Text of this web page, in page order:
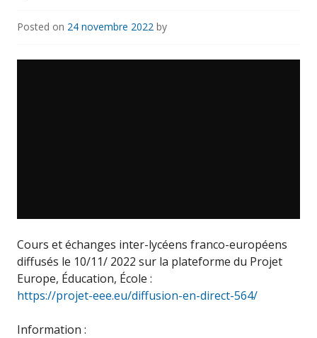
Posted on 24 novembre 2022 by
Cours et échanges inter-lycéens franco-européens
diffusés le 10/11/ 2022 sur la plateforme du Projet
Europe, Éducation, École :
https://projet-eee.eu/diffusion-en-direct-564/
Information :